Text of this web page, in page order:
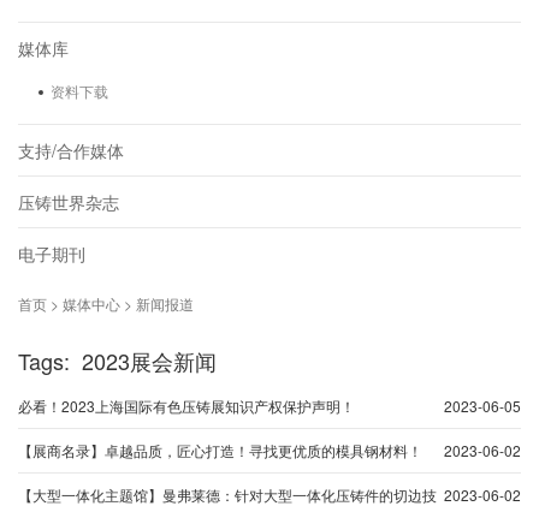
媒体库
资料下载
支持/合作媒体
压铸世界杂志
电子期刊
首页 > 媒体中心 > 新闻报道
Tags: 2023展会新闻
2023-06-05
必看！2023上海国际有色压铸展知识产权保护声明！
2023-06-02
【展商名录】卓越品质，匠心打造！寻找更优质的模具钢材料！
2023-06-02
【大型一体化主题馆】曼弗莱德：针对大型一体化压铸件的切边技